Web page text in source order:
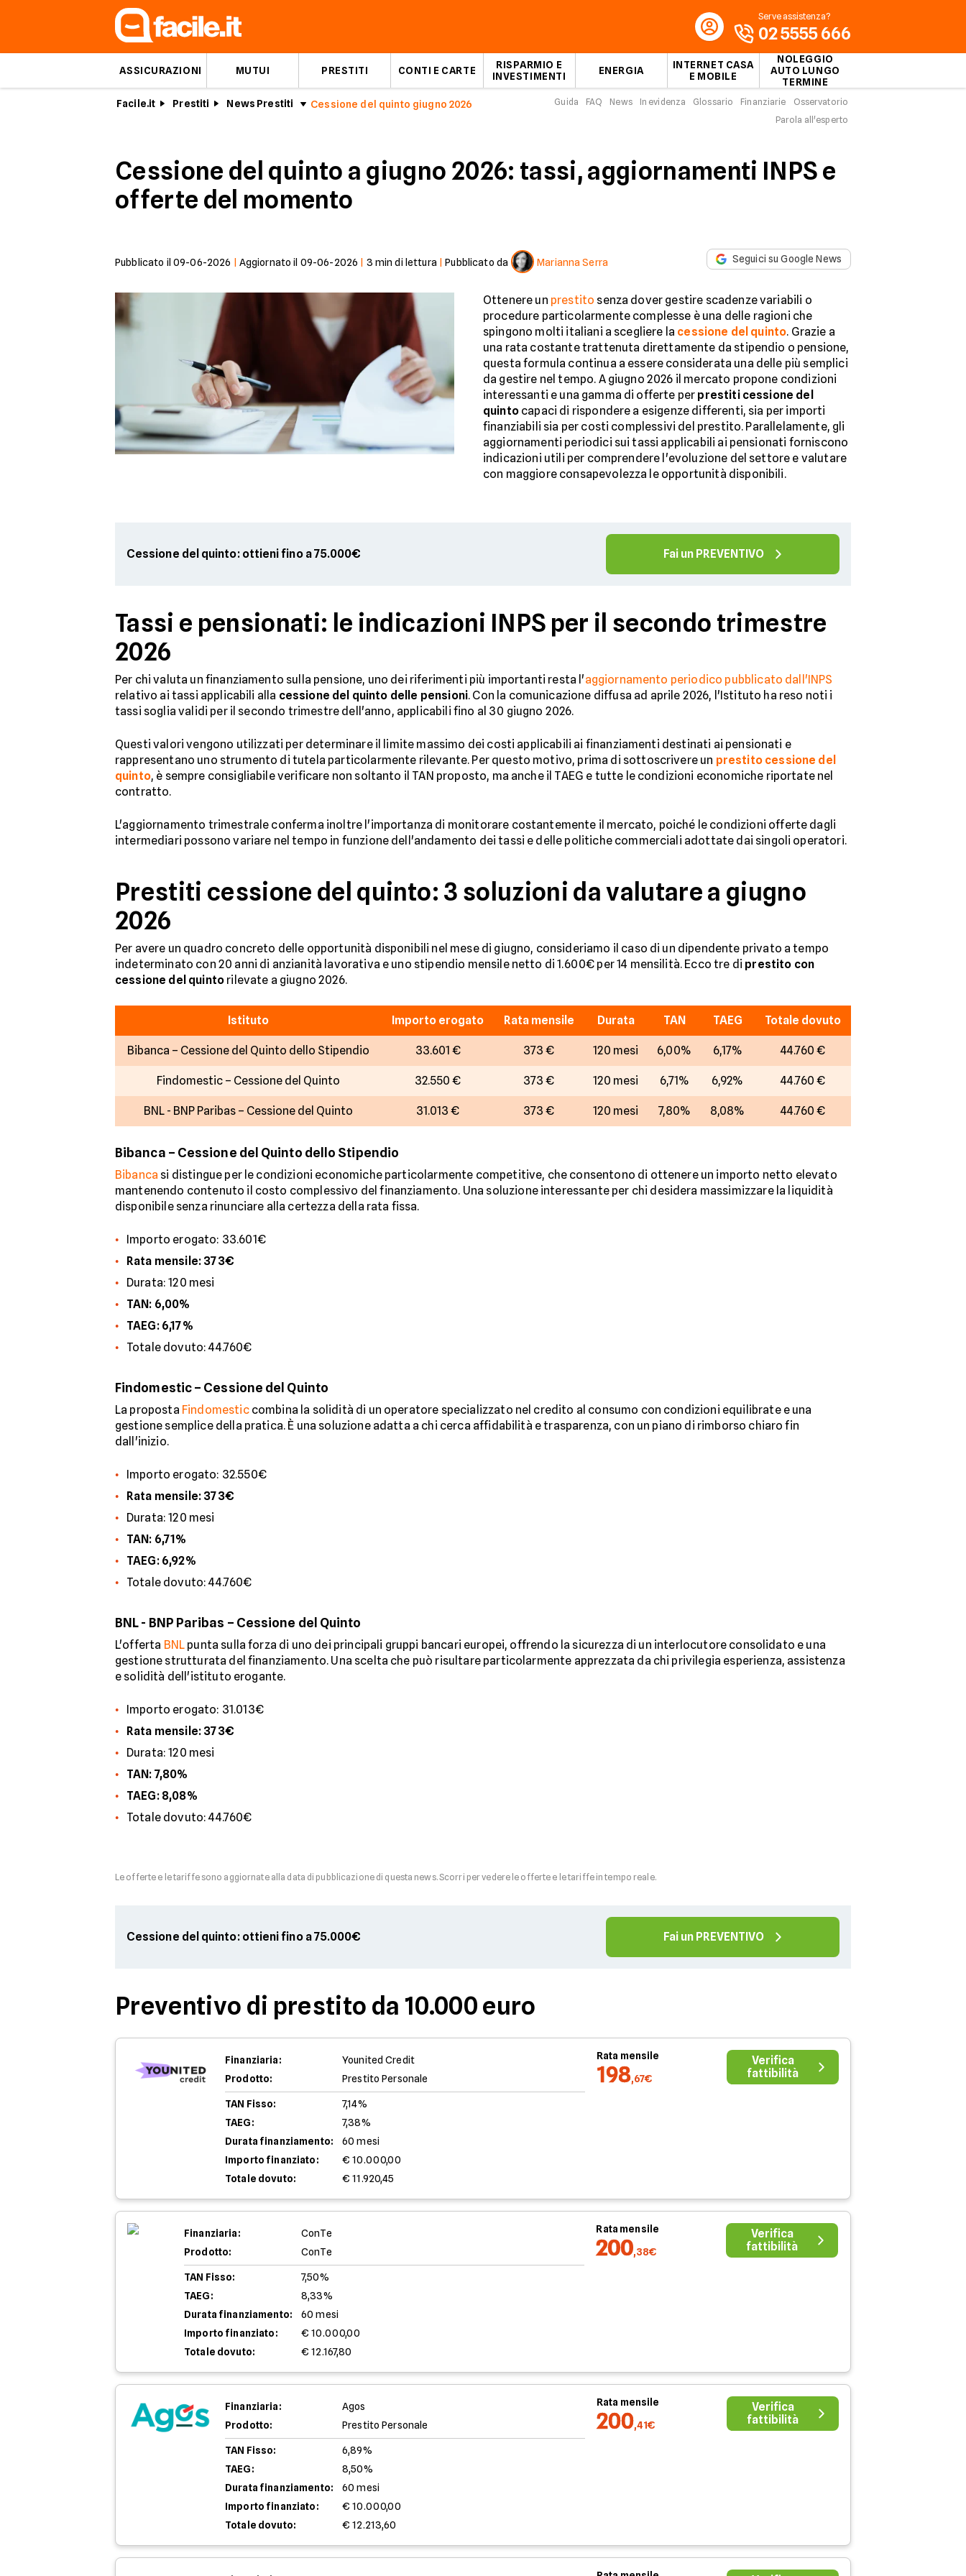
ASSICURAZIONI MUTUI PRESTITI CONTI E CARTE
RISPARMIO E
INVESTIMENTI
ENERGIA
INTERNET CASA
E MOBILE
NOLEGGIO
AUTO LUNGO
TERMINE
Serve assistenza?
02 5555 666
Facile.it Prestiti News Prestiti Cessione del quinto giugno 2026 Guida FAQ News In evidenza Glossario Finanziarie
Osservatorio
Parola all'esperto
Cessione del quinto a giugno 2026: tassi, aggiornamenti INPS e
offerte del momento
Pubblicato il 09-06-2026 Aggiornato il 09-06-2026 3 min di lettura |Pubblicato da Marianna Serra Seguici su Google News
Ottenere un prestito senza dover gestire scadenze variabili o
procedure particolarmente complesse è una delle ragioni che
spingono molti italiani a scegliere la cessione del quinto. Grazie a
una rata costante trattenuta direttamente da stipendio o pensione,
questa formula continua a essere considerata una delle più semplici
da gestire nel tempo. A giugno 2026 il mercato propone condizioni
interessanti e una gamma di offerte per prestiti cessione del
quintocapaci di rispondere a esigenze differenti, sia per importi
finanziabili sia per costi complessivi del prestito. Parallelamente, gli
aggiornamenti periodici sui tassi applicabili ai pensionati forniscono
indicazioni utili per comprendere l'evoluzione del settore e valutare
con maggiore consapevolezza le opportunità disponibili.
Cessione del quinto: ottieni fino a 75.000€ Fai un PREVENTIVO
Tassi e pensionati: le indicazioni INPS per il secondo trimestre
2026
Per chi valuta un finanziamento sulla pensione, uno dei riferimenti più importanti resta l'aggiornamento periodico pubblicato dall'INPS
relativo ai tassi applicabili alla cessione del quinto delle pensioni. Con la comunicazione diffusa ad aprile 2026, l'Istituto ha reso noti i
tassi soglia validi per il secondo trimestre dell'anno, applicabili fino al 30 giugno 2026.
Questi valori vengono utilizzati per determinare il limite massimo dei costi applicabili ai finanziamenti destinati ai pensionati e
rappresentano uno strumento di tutela particolarmente rilevante. Per questo motivo, prima di sottoscrivere un prestito cessione del
quinto, è sempre consigliabile verificare non soltanto il TAN proposto, ma anche il TAEG e tutte le condizioni economiche riportate nel
contratto.
L'aggiornamento trimestrale conferma inoltre l'importanza di monitorare costantemente il mercato, poiché le condizioni offerte dagli
intermediari possono variare nel tempo in funzione dell'andamento dei tassi e delle politiche commerciali adottate dai singoli operatori.
Prestiti cessione del quinto: 3 soluzioni da valutare a giugno
2026
Per avere un quadro concreto delle opportunità disponibili nel mese di giugno, consideriamo il caso di un dipendente privato a tempo
indeterminato con 20 anni di anzianità lavorativa e uno stipendio mensile netto di 1.600€ per 14 mensilità. Ecco tre di prestito con
cessione del quinto rilevate a giugno 2026.
Istituto Importo erogato Rata mensile Durata TAN TAEG Totale dovuto
Bibanca – Cessione del Quinto dello Stipendio 33.601 € 373 € 120 mesi 6,00% 6,17% 44.760 €
Findomestic – Cessione del Quinto 32.550 € 373 € 120 mesi 6,71% 6,92% 44.760 €
BNL - BNP Paribas – Cessione del Quinto 31.013 € 373 € 120 mesi 7,80% 8,08% 44.760 €
Bibanca – Cessione del Quinto dello Stipendio
Bibanca si distingue per le condizioni economiche particolarmente competitive, che consentono di ottenere un importo netto elevato
mantenendo contenuto il costo complessivo del finanziamento. Una soluzione interessante per chi desidera massimizzare la liquidità
disponibile senza rinunciare alla certezza della rata fissa.
Importo erogato: 33.601€
Rata mensile: 373€
Durata: 120 mesi
TAN: 6,00%
TAEG: 6,17%
Totale dovuto: 44.760€
Findomestic – Cessione del Quinto
La proposta Findomesticcombina la solidità di un operatore specializzato nel credito al consumo con condizioni equilibrate e una
gestione semplice della pratica. È una soluzione adatta a chi cerca affidabilità e trasparenza, con un piano di rimborso chiaro fin
dall'inizio.
Importo erogato: 32.550€
Rata mensile: 373€
Durata: 120 mesi
TAN: 6,71%
TAEG: 6,92%
Totale dovuto: 44.760€
BNL - BNP Paribas – Cessione del Quinto
L'offerta BNL punta sulla forza di uno dei principali gruppi bancari europei, offrendo la sicurezza di un interlocutore consolidato e una
gestione strutturata del finanziamento. Una scelta che può risultare particolarmente apprezzata da chi privilegia esperienza, assistenza
e solidità dell'istituto erogante.
Importo erogato: 31.013€
Rata mensile: 373€
Durata: 120 mesi
TAN: 7,80%
TAEG: 8,08%
Totale dovuto: 44.760€
Le offerte e le tariffe sono aggiornate alla data di pubblicazione di questa news. Scorri per vedere le offerte e le tariffe in tempo reale.
Cessione del quinto: ottieni fino a 75.000€ Fai un PREVENTIVO
Preventivo di prestito da 10.000 euro
Finanziaria:
Younited Credit
Prodotto:
Prestito Personale
TAN Fisso:
7,14%
TAEG:
7,38%
Durata finanziamento:
60 mesi
Importo finanziato:
€ 10.000,00
Totale dovuto:
€ 11.920,45
Rata mensile
198,67€
Verifica
fattibilità
Finanziaria:
ConTe
Prodotto:
ConTe
TAN Fisso:
7,50%
TAEG:
8,33%
Durata finanziamento:
60 mesi
Importo finanziato:
€ 10.000,00
Totale dovuto:
€ 12.167,80
Rata mensile
200,38€
Verifica
fattibilità
Finanziaria:
Agos
Prodotto:
Prestito Personale
TAN Fisso:
6,89%
TAEG:
8,50%
Durata finanziamento:
60 mesi
Importo finanziato:
€ 10.000,00
Totale dovuto:
€ 12.213,60
Rata mensile
200,41€
Verifica
fattibilità